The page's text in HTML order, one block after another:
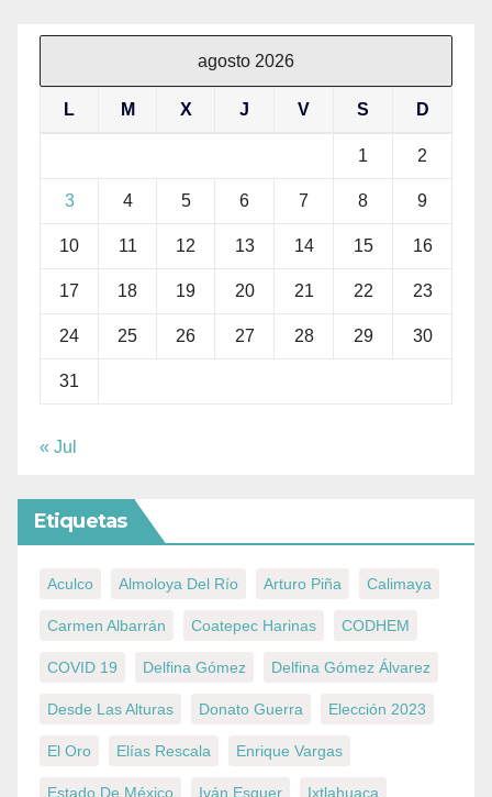
agosto 2026
L M X J V S D
1 2
3 4 5 6 7 8 9
10 11 12 13 14 15 16
17 18 19 20 21 22 23
24 25 26 27 28 29 30
31
« Jul
Etiquetas
Aculco Almoloya Del Río Arturo Piña Calimaya
Carmen Albarrán Coatepec Harinas CODHEM
COVID 19 Delfina Gómez Delfina Gómez Álvarez
Desde Las Alturas Donato Guerra Elección 2023
El Oro Elías Rescala Enrique Vargas
Estado De México Iván Esquer Ixtlahuaca